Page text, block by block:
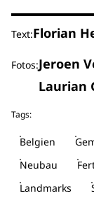
Text:Florian
Fotos:Jeroen
Laurian
Tags:
Belgien
Neubau
Landmarks